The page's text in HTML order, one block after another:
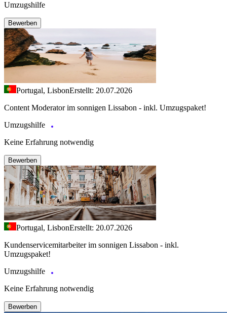
Umzugshilfe
Bewerben
Portugal, LisbonErstellt: 20.07.2026
Content Moderator im sonnigen Lissabon - inkl. Umzugspaket!
Umzugshilfe
Keine Erfahrung notwendig
Bewerben
Portugal, LisbonErstellt: 20.07.2026
Kundenservicemitarbeiter im sonnigen Lissabon - inkl.
Umzugspaket!
Umzugshilfe
Keine Erfahrung notwendig
Bewerben